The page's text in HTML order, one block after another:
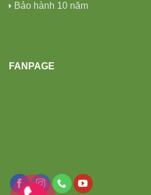
Bảo hành 10 năm
FANPAGE